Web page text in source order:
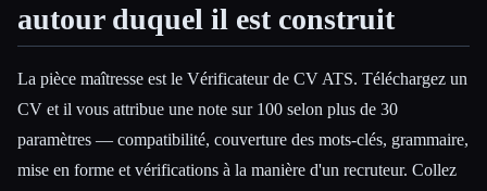
autour duquel il est construit
La pièce maîtresse est le Vérificateur de CV ATS. Téléchargez un
CV et il vous attribue une note sur 100 selon plus de 30
paramètres — compatibilité, couverture des mots-clés, grammaire,
mise en forme et vérifications à la manière d'un recruteur. Collez